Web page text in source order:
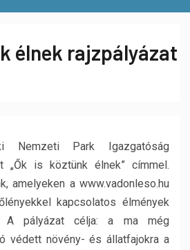
élnek rajzpályázat
Nemzeti Park Igazgatóság
„Ők is köztünk élnek” címmel.
amelyeken a www.vadonleso.hu
kapcsolatos élmények
A pályázat célja: a ma még
védett növény- és állatfajokra a